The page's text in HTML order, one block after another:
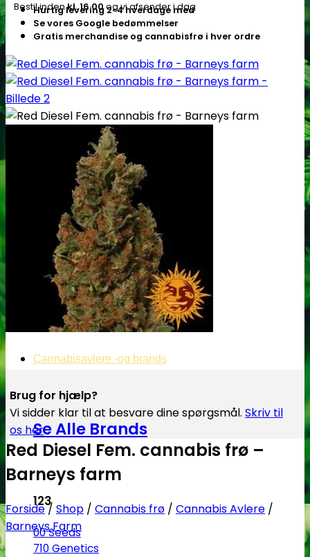
Cannabisavlere -og brands
Se Alle Brands
123
00 Seeds
710 Genetics
Bestil indenkl. 16.00og vi afsender i dag
Hurtig levering 2-4 hverdage med
Se vores Google bedømmelser
Gratis merchandise og cannabisfrø i hver ordre
Brug for hjælp?
Vi sidder klar til at besvare dine spørgsmål. Skriv til
os her
Red Diesel Fem. cannabis frø –
Barneys farm
Forside/ Shop / Cannabis frø / Cannabis Avlere /
Barneys Farm